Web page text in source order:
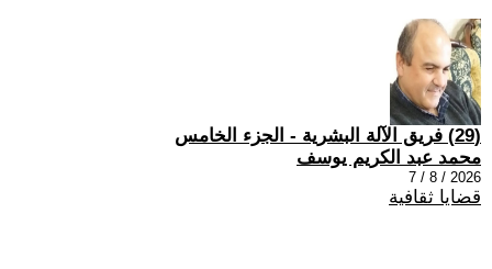
(29) فريق الآلة البشرية - الجزء الخامس
محمد عبد الكريم يوسف
2026 / 8 / 7
قضايا ثقافية